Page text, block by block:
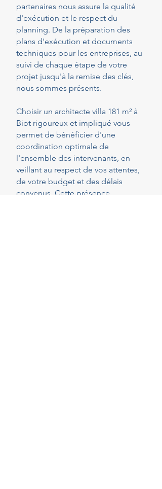
partenaires nous assure la qualité
d'exécution et le respect du
planning. De la préparation des
plans d'exécution et documents
techniques pour les entreprises, au
suivi de chaque étape de votre
projet jusqu'à la remise des clés,
nous sommes présents.
Choisir un architecte villa 181 m² à
Biot rigoureux et impliqué vous
permet de bénéficier d'une
coordination optimale de
l'ensemble des intervenants, en
veillant au respect de vos attentes,
de votre budget et des délais
convenus. Cette présence